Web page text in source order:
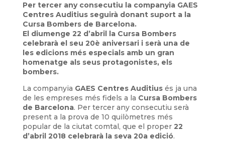
Per tercer any consecutiu la companyia GAES
Centres Auditius seguirà donant suport a la
Cursa Bombers de Barcelona.
El diumenge 22 d’abril la Cursa Bombers
celebrarà el seu 20è aniversari i serà una de
les edicions més especials amb un gran
homenatge als seus protagonistes, els
bombers.
La companyia GAES Centres Auditiusés ja una
de les empreses més fidels a la Cursa Bombers
de Barcelona. Per tercer any consecutiu serà
present a la prova de 10 quilòmetres més
popular de la ciutat comtal, que el proper22
d’abril 2018 celebrarà la seva 20a edició.